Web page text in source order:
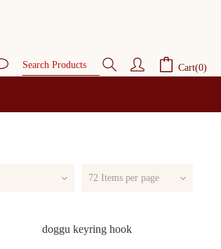
Cart(0)
72 Items per page